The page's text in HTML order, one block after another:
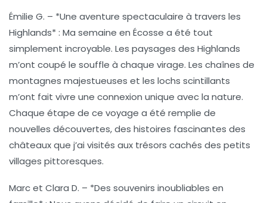
Émilie G. – *Une aventure spectaculaire à travers les
Highlands* : Ma semaine en Écosse a été tout
simplement incroyable. Les paysages des Highlands
m’ont coupé le souffle à chaque virage. Les chaînes de
montagnes majestueuses et les lochs scintillants
m’ont fait vivre une connexion unique avec la nature.
Chaque étape de ce voyage a été remplie de
nouvelles découvertes, des histoires fascinantes des
châteaux que j’ai visités aux trésors cachés des petits
villages pittoresques.
Marc et Clara D. – *Des souvenirs inoubliables en